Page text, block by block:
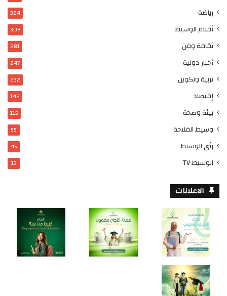
رياضة 324
أقلام الوسيط 309
ثقافة وفن 281
أخبار دولية 247
تربية وتكوين 232
إقتصاد 142
بيئة وصحة 115
وسيط الفلاحة 55
رأي الوسيط 45
الوسيط TV 13
الاعلانات